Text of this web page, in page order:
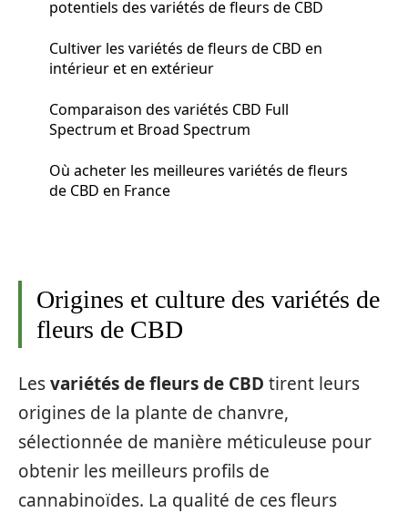
potentiels des variétés de fleurs de CBD
Cultiver les variétés de fleurs de CBD en
intérieur et en extérieur
Comparaison des variétés CBD Full
Spectrum et Broad Spectrum
Où acheter les meilleures variétés de fleurs
de CBD en France
Origines et culture des variétés de
fleurs de CBD
Lesvariétés de fleurs de CBD tirent leurs
origines de la plante de chanvre,
sélectionnée de manière méticuleuse pour
obtenir les meilleurs profils de
cannabinoïdes. La qualité de ces fleurs